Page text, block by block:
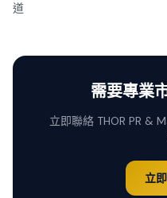
道
需要專業
立即聯絡 THOR PR &
立